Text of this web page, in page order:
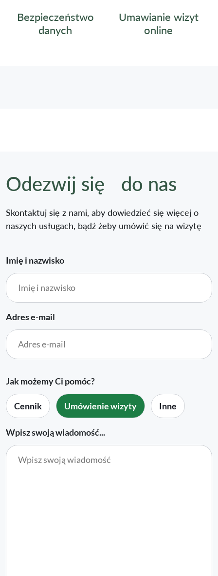
Bezpieczeństwo
danych
Umawianie wizyt
online
Odezwij się do nas
Skontaktuj się z nami, aby dowiedzieć się więcej o
naszych usługach, bądź żeby umówić się na wizytę
Imię i nazwisko
Adres e-mail
Jak możemy Ci pomóc?
Cennik Umówienie wizyty Inne
Wpisz swoją wiadomość...